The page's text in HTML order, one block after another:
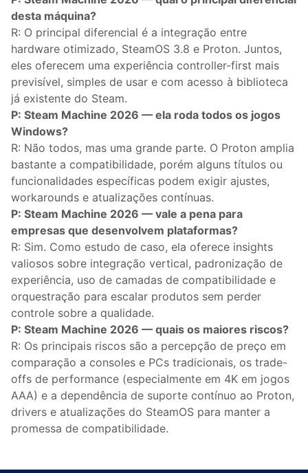
desta máquina?
R: O principal diferencial é a integração entre
hardware otimizado, SteamOS 3.8 e Proton. Juntos,
eles oferecem uma experiência controller-first mais
previsível, simples de usar e com acesso à biblioteca
já existente do Steam.
P: Steam Machine 2026 — ela roda todos os jogos
Windows?
R: Não todos, mas uma grande parte. O Proton amplia
bastante a compatibilidade, porém alguns títulos ou
funcionalidades específicas podem exigir ajustes,
workarounds e atualizações contínuas.
P: Steam Machine 2026 — vale a pena para
empresas que desenvolvem plataformas?
R: Sim. Como estudo de caso, ela oferece insights
valiosos sobre integração vertical, padronização de
experiência, uso de camadas de compatibilidade e
orquestração para escalar produtos sem perder
controle sobre a qualidade.
P: Steam Machine 2026 — quais os maiores riscos?
R: Os principais riscos são a percepção de preço em
comparação a consoles e PCs tradicionais, os trade-
offs de performance (especialmente em 4K em jogos
AAA) e a dependência de suporte contínuo ao Proton,
drivers e atualizações do SteamOS para manter a
promessa de compatibilidade.